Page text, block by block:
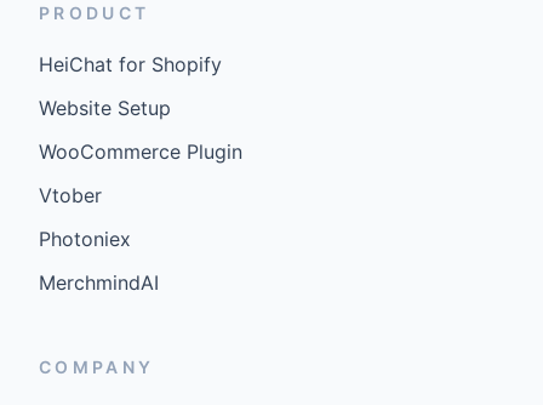
PRODUCT
HeiChat for Shopify
Website Setup
WooCommerce Plugin
Vtober
Photoniex
MerchmindAI
COMPANY